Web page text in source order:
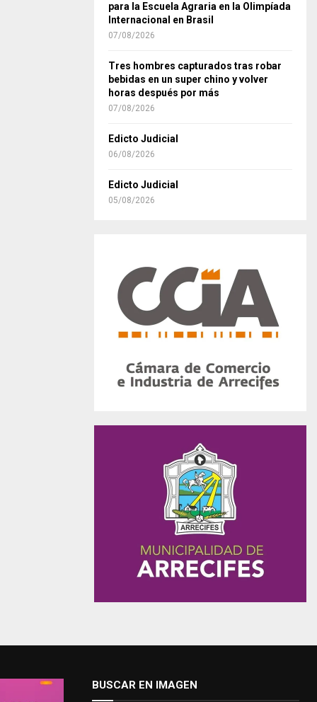
para la Escuela Agraria en la Olimpíada
Internacional en Brasil
07/08/2026
Tres hombres capturados tras robar
bebidas en un super chino y volver
horas después por más
07/08/2026
Edicto Judicial
06/08/2026
Edicto Judicial
05/08/2026
BUSCAR EN IMAGEN